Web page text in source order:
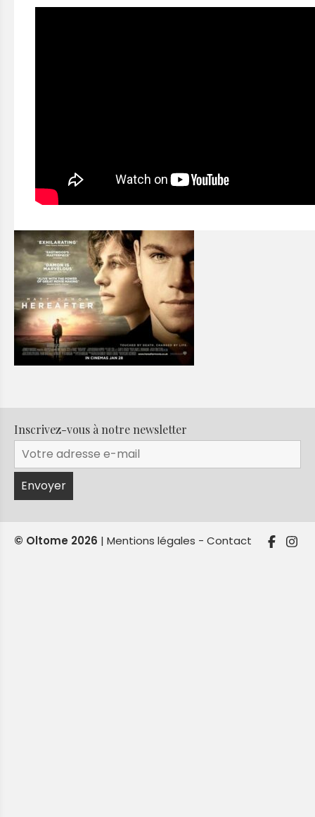
Inscrivez-vous à notre newsletter
© Oltome 2026 | Mentions légales Contact